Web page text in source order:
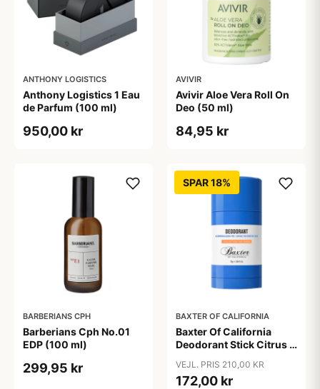
ANTHONY LOGISTICS
Anthony Logistics 1 Eau
de Parfum (100 ml)
950,00 kr
AVIVIR
Avivir Aloe Vera Roll On
Deo (50 ml)
84,95 kr
BARBERIANS CPH
Barberians Cph No.01
EDP (100 ml)
299,95 kr
SPAR 18%
BAXTER OF CALIFORNIA
Baxter Of California
Deodorant Stick Citrus &
VEJL. PRIS 210,00 KR
172,00 kr